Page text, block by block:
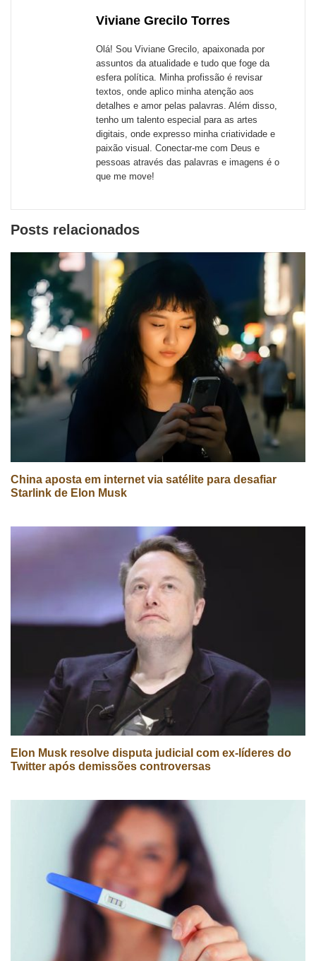
FacebookMessenger
TwitterWhatsApp
LinkedIn
Viviane Grecilo Torres
Olá! Sou Viviane Grecilo, apaixonada por
assuntos da atualidade e tudo que foge da
esfera política. Minha profissão é revisar
textos, onde aplico minha atenção aos
detalhes e amor pelas palavras. Além disso,
tenho um talento especial para as artes
digitais, onde expresso minha criatividade e
paixão visual. Conectar-me com Deus e
pessoas através das palavras e imagens é o
que me move!
Posts relacionados
China aposta em internet via satélite para desafiar
Starlink de Elon Musk
Elon Musk resolve disputa judicial com ex-líderes do
Twitter após demissões controversas